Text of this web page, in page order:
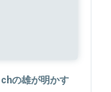
の雄が明かす